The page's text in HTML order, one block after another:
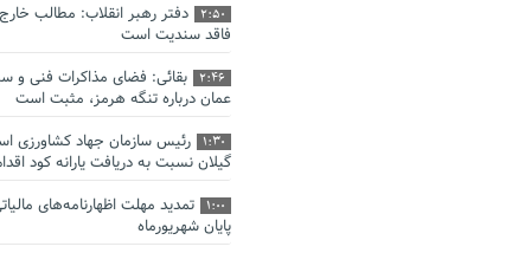
2:50
دفتر رهبر انقلاب: مطالب
فاقد سندیت است
2:46
بقائی: فضای مذاکرات فنی و
عمان درباره تنگه هرمز، مثبت است
1:30
رئیس سازمان جهاد کشاورزی
گیلان نسبت به دریافت یارانه کود
1:00
پایان شهریورماه